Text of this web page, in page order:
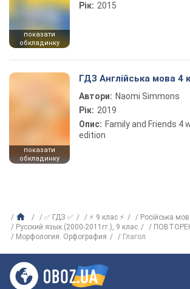
показати
обкладинку
Рік: 2015
показати
обкладинку
ГДЗ Англійська мова 4
Автори: Naomi Simmons
Рік: 2019
Опис: Family and Friends 4
edition
✅ ГДЗ ✅ ⚡ 9 клас ⚡
Російська
Русский язык (2000-2011гг.), 9 клас
Морфология. Орфография
Глагол